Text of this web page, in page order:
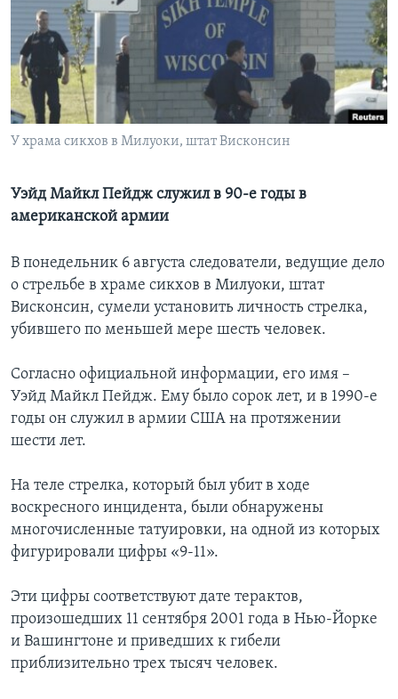
Learning English
СОЦИАЛЬНЫЕ СЕТИ
У храма сикхов в Милуоки, штат Висконсин
Уэйд Майкл Пейдж служил в 90-е годы в
американской армии
В понедельник 6 августа следователи, ведущие дело
о стрельбе в храме сикхов в Милуоки, штат
Висконсин, сумели установить личность стрелка,
убившего по меньшей мере шесть человек.
Согласно официальной информации, его имя –
Уэйд Майкл Пейдж. Ему было сорок лет, и в 1990-е
годы он служил в армии США на протяжении
шести лет.
На теле стрелка, который был убит в ходе
воскресного инцидента, были обнаружены
многочисленные татуировки, на одной из которых
фигурировали цифры «9-11».
Эти цифры соответствуют дате терактов,
произошедших 11 сентября 2001 года в Нью-Йорке
и Вашингтоне и приведших к гибели
приблизительно трех тысяч человек.